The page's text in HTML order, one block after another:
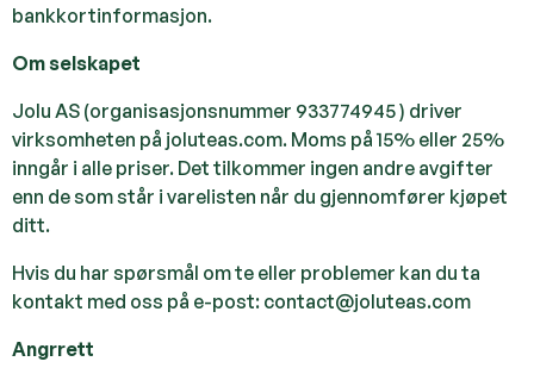
bankkortinformasjon.
Om selskapet
Jolu AS (organisasjonsnummer 933774945 ) driver
virksomheten på joluteas.com. Moms på 15% eller 25%
inngår i alle priser. Det tilkommer ingen andre avgifter
enn de som står i varelisten når du gjennomfører kjøpet
ditt.
Hvis du har spørsmål om te eller problemer kan du ta
kontakt med oss på e-post: contact@joluteas.com
Angrrett